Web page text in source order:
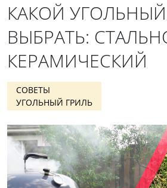
КАКОЙ
ВЫБРАТЬ:
КЕРАМИЧЕСКИЙ
СОВЕТЫ
УГОЛЬНЫЙ ГРИЛЬ